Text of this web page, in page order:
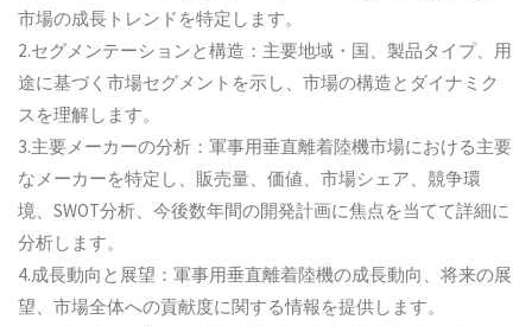
市場の成長トレンドを特定します。
2.セグメンテーションと構造：主要地域・国、製品タイプ、用
途に基づく市場セグメントを示し、市場の構造とダイナミク
スを理解します。
3.主要メーカーの分析：軍事用垂直離着陸機市場における主要
なメーカーを特定し、販売量、価値、市場シェア、競争環
境、SWOT分析、今後数年間の開発計画に焦点を当てて詳細に
分析します。
4.成長動向と展望：軍事用垂直離着陸機の成長動向、将来の展
望、市場全体への貢献度に関する情報を提供します。